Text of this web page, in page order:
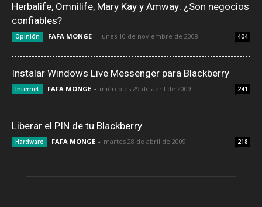
Herbalife, Omnilife, Mary Kay y Amway: ¿Son negocios
confiables?
Opinión FAFA MONGE - lunes 10 de noviembre de 2008 404
Instalar Windows Live Messenger para Blackberry
Internet FAFA MONGE - miércoles 29 de abril de 2009 241
Liberar el PIN de tu Blackberry
Hardware FAFA MONGE - martes 28 de abril de 2009 218